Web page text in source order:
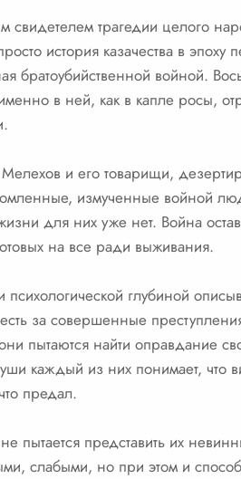
трагедии целого
история казачества в эпоху
братоубийственной войной.
в ней, как в капле росы,
и его товарищи,
измученные войной
для них уже нет. Война
на все ради выживания.
глубиной
за совершенные
пытаются найти оправдание
каждый из них понимает, что
предал.
пытается представить их
слабыми, но при этом и